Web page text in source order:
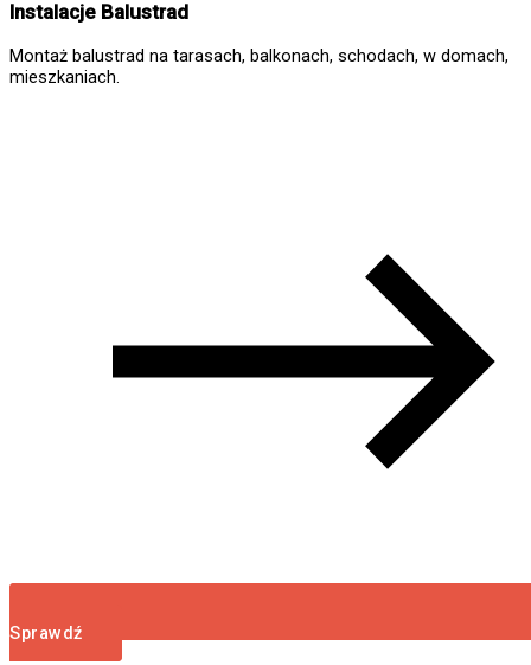
Instalacje Balustrad
Montaż balustrad na tarasach, balkonach, schodach, w domach,
mieszkaniach.
Sprawdź